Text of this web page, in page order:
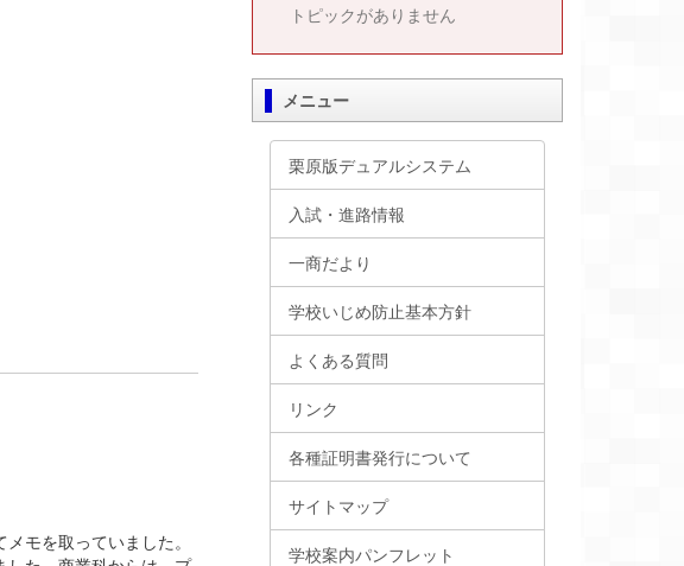
モを取っていました。
トピックがありません
メニュー
栗原版デュアルシステム
入試・進路情報
一商だより
学校いじめ防止基本方針
よくある質問
リンク
各種証明書発行について
サイトマップ
学校案内パンフレット